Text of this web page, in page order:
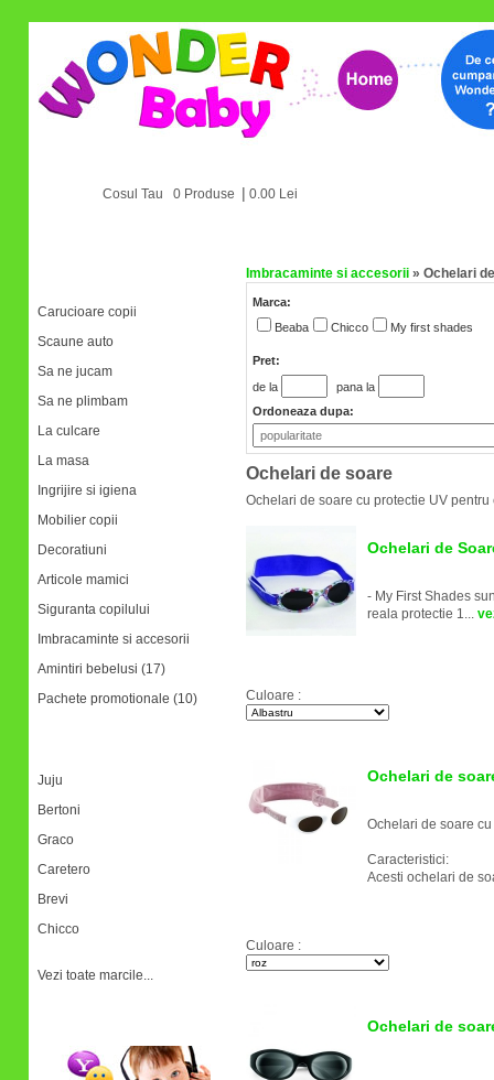
Cosul Tau 0 Produse | 0.00 Lei
Carucioare copii
Scaune auto
Sa ne jucam
Sa ne plimbam
La culcare
La masa
Ingrijire si igiena
Mobilier copii
Decoratiuni
Articole mamici
Siguranta copilului
Imbracaminte si accesorii
Amintiri bebelusi (17)
Pachete promotionale (10)
Juju
Bertoni
Graco
Caretero
Brevi
Chicco
Vezi toate marcile...
Imbracaminte si accesorii » Ochelari
Marca:
Beaba
Chicco My first shades
Pret:
de la
pana la
Ordoneaza dupa:
Ochelari de soare
Ochelari de soare cu protectie UV pentru
Ochelari de
- My First Shades
reala protectie 1...
Culoare :
Ochelari de
Ochelari de soare
Caracteristici:
Acesti ochelari de
Culoare :
Ochelari de